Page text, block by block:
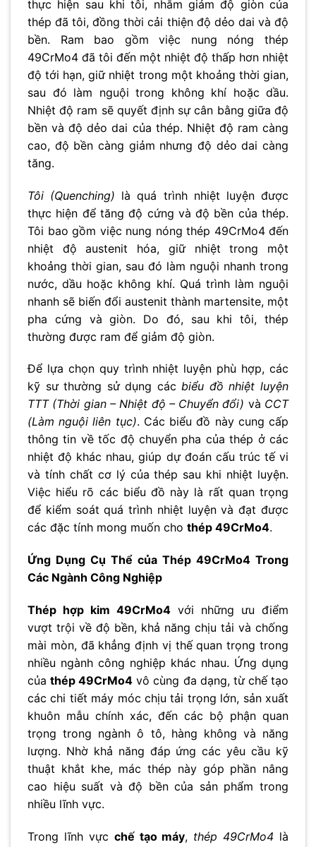
thực hiện sau khi tôi, nhằm giảm độ giòn của
thép đã tôi, đồng thời cải thiện độ dẻo dai và độ
bền. Ram bao gồm việc nung nóng thép
49CrMo4 đã tôi đến một nhiệt độ thấp hơn nhiệt
độ tới hạn, giữ nhiệt trong một khoảng thời gian,
sau đó làm nguội trong không khí hoặc dầu.
Nhiệt độ ram sẽ quyết định sự cân bằng giữa độ
bền và độ dẻo dai của thép. Nhiệt độ ram càng
cao, độ bền càng giảm nhưng độ dẻo dai càng
tăng.
Tôi (Quenching) là quá trình nhiệt luyện được
thực hiện để tăng độ cứng và độ bền của thép.
Tôi bao gồm việc nung nóng thép 49CrMo4 đến
nhiệt độ austenit hóa, giữ nhiệt trong một
khoảng thời gian, sau đó làm nguội nhanh trong
nước, dầu hoặc không khí. Quá trình làm nguội
nhanh sẽ biến đổi austenit thành martensite, một
pha cứng và giòn. Do đó, sau khi tôi, thép
thường được ram để giảm độ giòn.
Để lựa chọn quy trình nhiệt luyện phù hợp, các
kỹ sư thường sử dụng cácbiểu đồ nhiệt luyện
TTT (Thời gian – Nhiệt độ – Chuyển đổi) và CCT
(Làm nguội liên tục). Các biểu đồ này cung cấp
thông tin về tốc độ chuyển pha của thép ở các
nhiệt độ khác nhau, giúp dự đoán cấu trúc tế vi
và tính chất cơ lý của thép sau khi nhiệt luyện.
Việc hiểu rõ các biểu đồ này là rất quan trọng
để kiểm soát quá trình nhiệt luyện và đạt được
các đặc tính mong muốn cho thép 49CrMo4.
Ứng Dụng Cụ Thể của Thép 49CrMo4 Trong
Các Ngành Công Nghiệp
Thép hợp kim 49CrMo4 với những ưu điểm
vượt trội về độ bền, khả năng chịu tải và chống
mài mòn, đã khẳng định vị thế quan trọng trong
nhiều ngành công nghiệp khác nhau. Ứng dụng
củathép 49CrMo4 vô cùng đa dạng, từ chế tạo
các chi tiết máy móc chịu tải trọng lớn, sản xuất
khuôn mẫu chính xác, đến các bộ phận quan
trọng trong ngành ô tô, hàng không và năng
lượng. Nhờ khả năng đáp ứng các yêu cầu kỹ
thuật khắt khe, mác thép này góp phần nâng
cao hiệu suất và độ bền của sản phẩm trong
nhiều lĩnh vực.
Trong lĩnh vực chế tạo máy, thép 49CrMo4 là